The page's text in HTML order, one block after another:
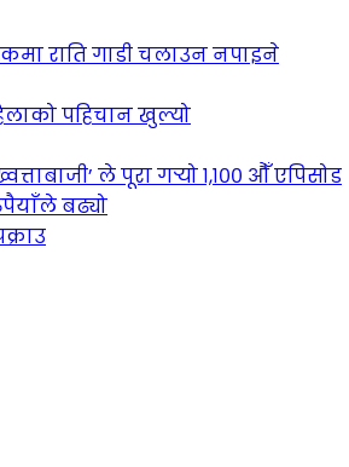
राति गाडी चलाउन नपाइने
पहिचान खुल्यो
ले पूरा गर्‍यो १,१०० औँ एपिसोड
बढ्यो